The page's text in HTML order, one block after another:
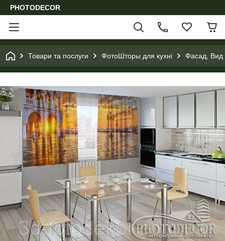
PHOTODECOR
Товари та послуги ФотоШторы для кухні Фасад, Вид